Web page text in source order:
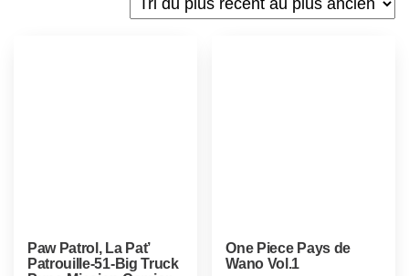
Paw Patrol, La Pat’
Patrouille-51-Big Truck
One Piece Pays de
Wano Vol.1